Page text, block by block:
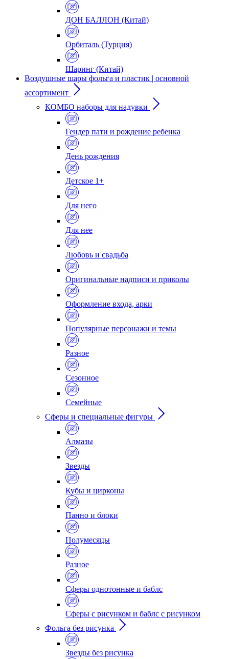
ДОН БАЛЛОН (Китай)
Орбиталь (Турция)
Шаринг (Китай)
Воздушные шары фольга и пластик | основной
ассортимент
КОМБО наборы для надувки
Гендер пати и рождение ребенка
День рождения
Детское 1+
Для него
Для нее
Любовь и свадьба
Оригинальные надписи и приколы
Оформление входа, арки
Популярные персонажи и темы
Разное
Сезонное
Семейные
Сферы и специальные фигуры
Алмазы
Звезды
Кубы и цирконы
Панно и блоки
Полумесяцы
Разное
Сферы однотонные и баблс
Сферы с рисунком и баблс с рисунком
Фольга без рисунка
Звезды без рисунка